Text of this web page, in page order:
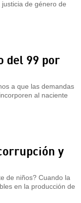
de género de
del 99 por
a que las demandas
al naciente
y
de niños? Cuando la
en la producción de